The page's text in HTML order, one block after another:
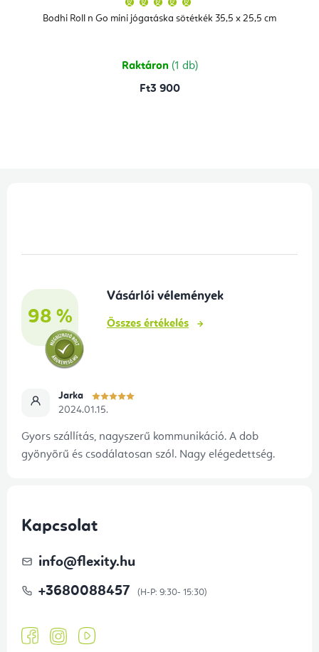
Bodhi Roll n Go mini jógatáska sötétkék 35,5 x 25,5 cm
átlagos
értékelése
csillag.
Raktáron (1 db)
Ft3 900
98 %
Vásárlói vélemények
Összes értékelés
Jarka
2024.01.15.
Gyors szállítás, nagyszerű kommunikáció. A dob
gyönyörű és csodálatosan szól. Nagy elégedettség.
Kapcsolat
info@flexity.hu
+3680088457